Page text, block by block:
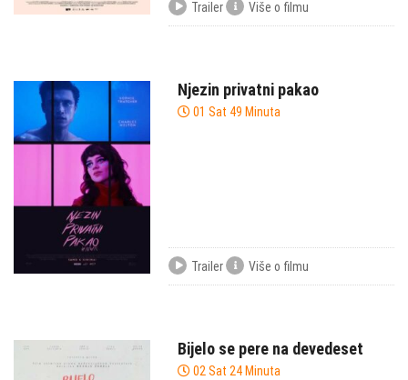
Trailer Više o filmu
Njezin privatni pakao
01 Sat 49 Minuta
Trailer Više o filmu
Bijelo se pere na devedeset
02 Sat 24 Minuta